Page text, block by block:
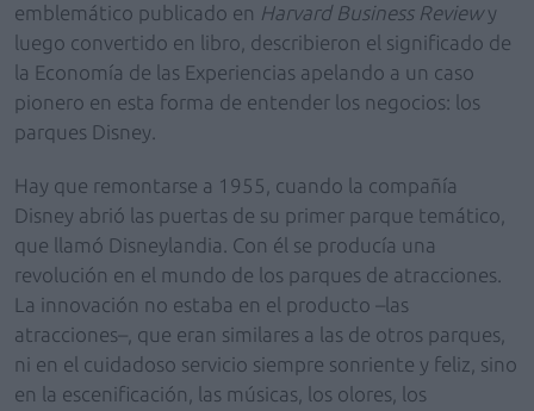
emblemático publicado en Harvard Business Reviewy
luego convertido en libro, describieron el significado de
la Economía de las Experiencias apelando a un caso
pionero en esta forma de entender los negocios: los
parques Disney.
Hay que remontarse a 1955, cuando la compañía
Disney abrió las puertas de su primer parque temático,
que llamó Disneylandia. Con él se producía una
revolución en el mundo de los parques de atracciones.
La innovación no estaba en el producto –las
atracciones–, que eran similares a las de otros parques,
ni en el cuidadoso servicio siempre sonriente y feliz, sino
en la escenificación, las músicas, los olores, los